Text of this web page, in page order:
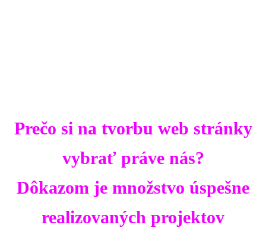
Prečo si na tvorbu web stránky
vybrať práve nás?
Dôkazom je množstvo úspešne
realizovaných projektov